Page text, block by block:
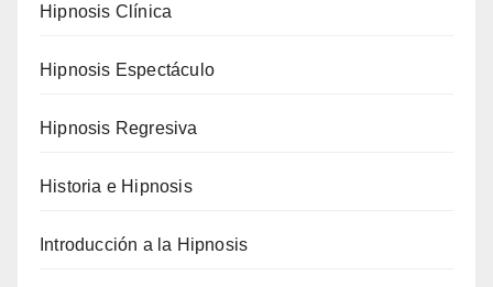
Hipnosis Clínica
Hipnosis Espectáculo
Hipnosis Regresiva
Historia e Hipnosis
Introducción a la Hipnosis